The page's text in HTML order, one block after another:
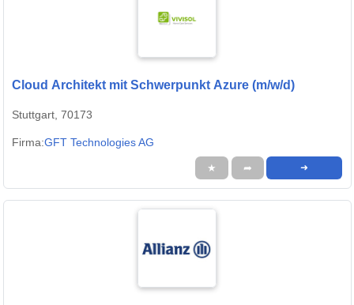
Cloud Architekt mit Schwerpunkt Azure (m/w/d)
Stuttgart, 70173
Firma:GFT Technologies AG
★ ➦ ➜